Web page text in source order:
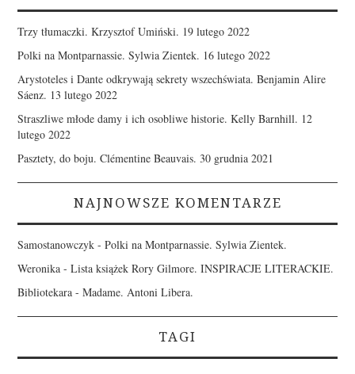
Trzy tłumaczki. Krzysztof Umiński. 19 lutego 2022
Polki na Montparnassie. Sylwia Zientek. 16 lutego 2022
Arystoteles i Dante odkrywają sekrety wszechświata. Benjamin Alire
Sáenz. 13 lutego 2022
Straszliwe młode damy i ich osobliwe historie. Kelly Barnhill. 12
lutego 2022
Pasztety, do boju. Clémentine Beauvais. 30 grudnia 2021
NAJNOWSZE KOMENTARZE
Samostanowczyk -Polki na Montparnassie. Sylwia Zientek.
Weronika -Lista książek Rory Gilmore. INSPIRACJE LITERACKIE.
Bibliotekara -Madame. Antoni Libera.
TAGI